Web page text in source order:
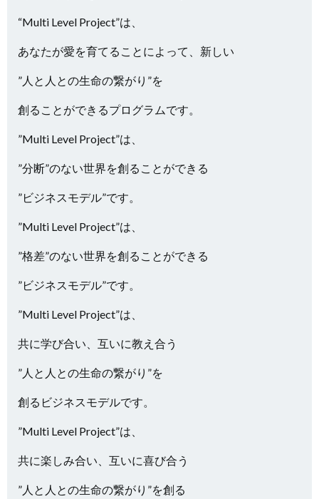
“Multi Level Project”は、
あなたが愛を育てることによって、新しい
”人と人との生命の繋がり”を
創ることができるプログラムです。
”Multi Level Project”は、
”分断”のない世界を創ることができる
”ビジネスモデル”です。
”Multi Level Project”は、
”格差”のない世界を創ることができる
”ビジネスモデル”です。
”Multi Level Project”は、
共に学び合い、互いに教え合う
”人と人との生命の繋がり”を
創るビジネスモデルです。
”Multi Level Project”は、
共に楽しみ合い、互いに喜び合う
”人と人との生命の繋がり”を創る